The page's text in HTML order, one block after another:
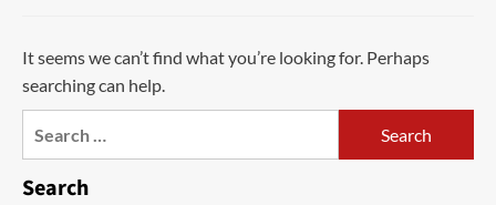
It seems we can’t find what you’re looking for. Perhaps
searching can help.
Search